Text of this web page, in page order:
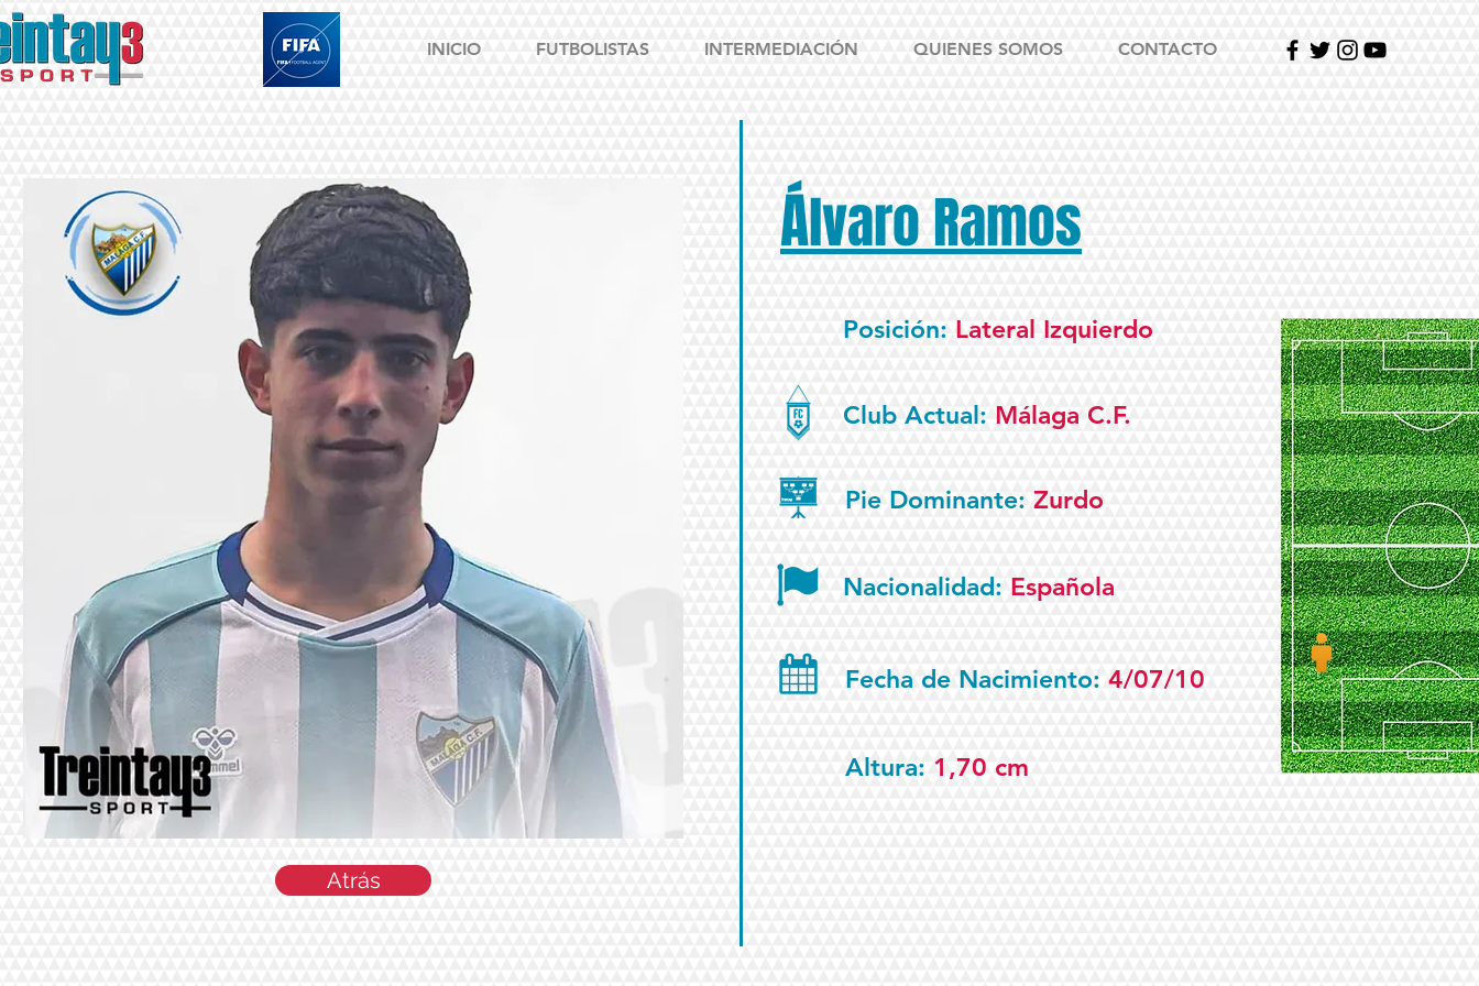
INICIO FUTBOLISTAS INTERMEDIACIÓN QUIENES SOMOS CONTACTO
Atrás
Álvaro Ramos
Posición: Lateral Izquierdo
Club Actual: Málaga C.F.
Pie Dominante: Zurdo
Nacionalidad: Española
Fecha de Nacimiento: 4/07/10
Altura: 1,70 cm